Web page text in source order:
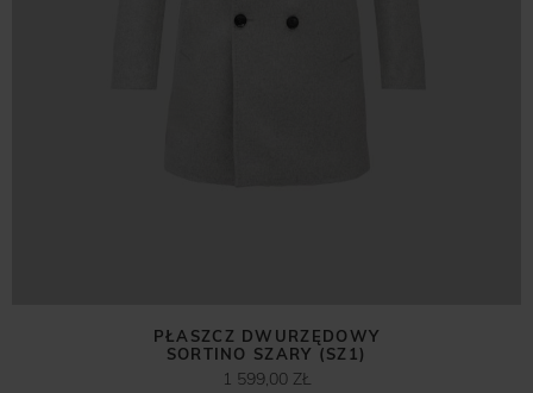
PŁASZCZ DWURZĘDOWY
SORTINO SZARY (SZ1)
1 599,00 ZŁ